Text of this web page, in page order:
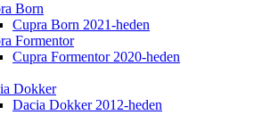
Born
Cupra Born 2021-heden
Formentor
Cupra Formentor 2020-heden
Dokker
Dacia Dokker 2012-heden